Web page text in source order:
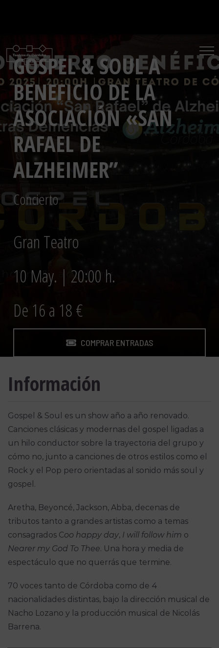
GOSPEL & SOUL A
BENEFICIO DE LA
ASOCIACIÓN «SAN
RAFAEL DE
ALZHEIMER”
Concierto
Gran Teatro
10 May. | 20:00 h.
De 16 a 18 €
COMPRAR ENTRADAS
Información
Gospel & Soul es un show año a año renovado.
Canciones clásicas y modernas del gospel ligadas a
un hilo conductor sobre la trayectoria del grupo y
cómo no, junto a canciones de otros estilos como el
Rock y el Pop pero orientadas al sonido más soul y
gospel.
Aretha, Beyoncé, Jackson, Abba, decenas de
tributos tanto a grandes artistas como a temas
consagrados Coo happy day, I will follow him o
Nearer my God To Thee. Una hora y media de
espectáculo que no querrás que termine.
70 voces tanto de Córdoba como de 4
nacionalidades distintas, bajo la dirección musical de
Nacho Lozano y la producción musical de Nicolás
Barrena.